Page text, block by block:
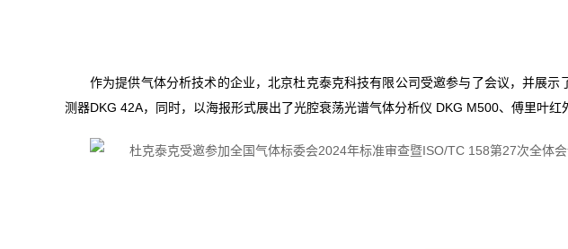
作为提供气体分析技术的企业，北京杜克泰克科技有限公司受邀参与了会议，并展
测器DKG 42A，同时，以海报形式展出了光腔衰荡光谱气体分析仪 DKG M500、傅里叶